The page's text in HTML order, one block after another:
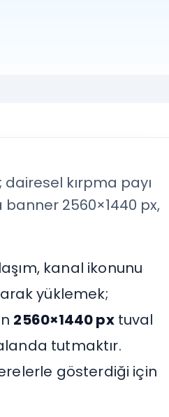
kırpma payı
2560×1440 px,
kanal ikonunu
yüklemek;
2560×1440 pxtuval
tutmaktır.
gösterdiği için